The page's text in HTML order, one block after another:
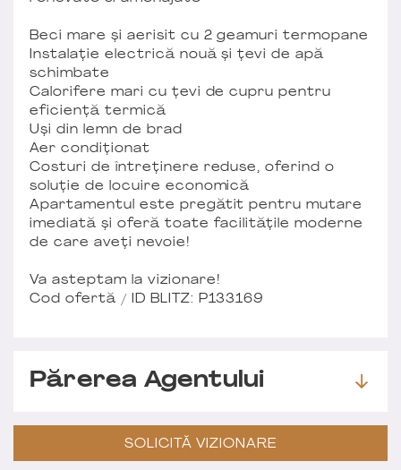
Beci mare și aerisit cu 2 geamuri termopane
Instalație electrică nouă și țevi de apă
schimbate
Calorifere mari cu țevi de cupru pentru
eficiență termică
Uși din lemn de brad
Aer condiționat
Costuri de întreținere reduse, oferind o
soluție de locuire economică
Apartamentul este pregătit pentru mutare
imediată și oferă toate facilitățile moderne
de care aveți nevoie!
Va asteptam la vizionare!
Cod ofertă / ID BLITZ: P133169
Părerea Agentului
SOLICITĂ VIZIONARE